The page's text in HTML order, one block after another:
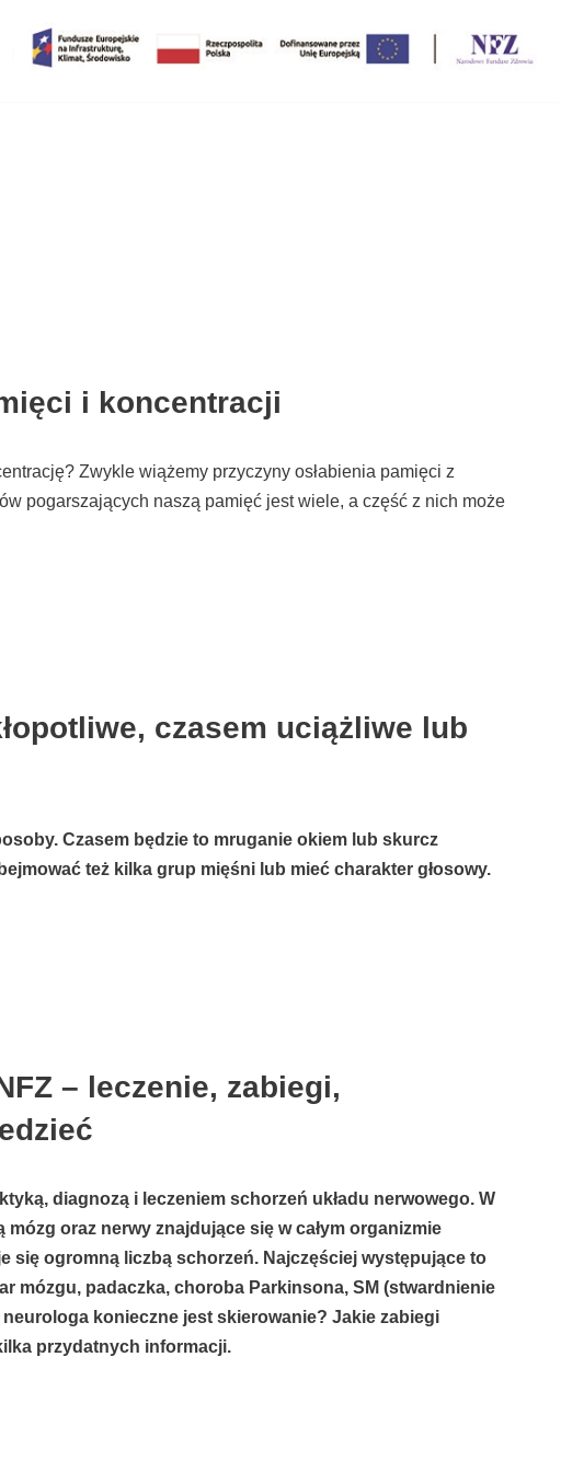
i koncentracji
Zwykle wiążemy przyczyny osłabienia pamięci z
pogarszających naszą pamięć jest wiele, a część z nich może
czasem uciążliwe lub
Czasem będzie to mruganie okiem lub skurcz
też kilka grup mięśni lub mieć charakter głosowy.
– leczenie, zabiegi,
diagnozą i leczeniem schorzeń układu nerwowego. W
mózg oraz nerwy znajdujące się w całym organizmie
się ogromną liczbą schorzeń. Najczęściej występujące to
mózgu, padaczka, choroba Parkinsona, SM (stwardnienie
konieczne jest skierowanie? Jakie zabiegi
przydatnych informacji.